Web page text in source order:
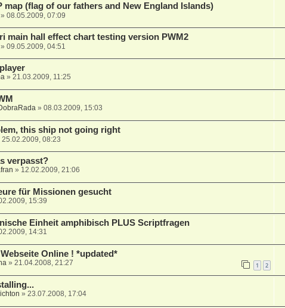
map (flag of our fathers and New England Islands)
» 08.05.2009, 07:09
main hall effect chart testing version PWM2
» 09.05.2009, 04:51
» 21.03.2009, 11:25
» 08.03.2009, 15:03
this ship not going right
25.02.2009, 08:23
verpasst?
» 12.02.2009, 21:06
für Missionen gesucht
15:39
Einheit amphibisch PLUS Scriptfragen
14:31
Webseite Online ! *updated*
» 21.04.2008, 21:27 1 2
» 23.07.2008, 17:04